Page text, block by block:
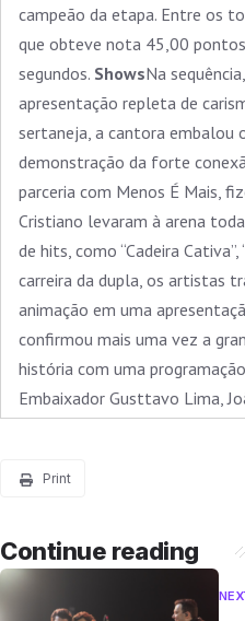
campeão da etapa. Entre os
que obteve nota 45,00
segundos. ShowsNa
apresentação repleta de
sertaneja, a cantora embalou
demonstração da forte
parceria com Menos É Mais,
Cristiano levaram à arena
de hits, como “Cadeira
carreira da dupla, os artistas
animação em uma
confirmou mais uma vez a
história com uma
Embaixador Gusttavo Lima,
Print
Continue reading